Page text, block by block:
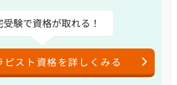
受験で資格が取れる！
ピスト資格を詳しくみる